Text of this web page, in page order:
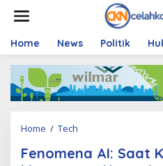
t
Home News Politik
Home / Tech
n
Fenomena AI: Saat